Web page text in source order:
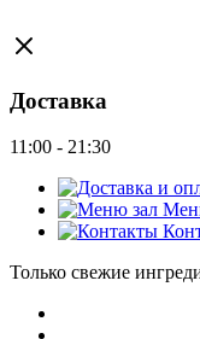
Доставка
11:00 - 21:30
Только свежие